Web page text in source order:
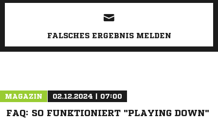
FALSCHES ERGEBNIS MELDEN
MAGAZIN 02.12.2024 | 07:00
FAQ: SO FUNKTIONIERT "PLAYING DOWN"